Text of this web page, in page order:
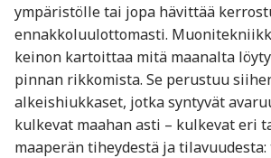
ympäristölle tai jopa hävittää
ennakkoluulottomasti.
keinon kartoittaa mitä maanalta
pinnan rikkomista. Se perustuu
alkeishiukkaset, jotka syntyvät
kulkevat maahan asti – kulkevat eri
maaperän tiheydestä ja